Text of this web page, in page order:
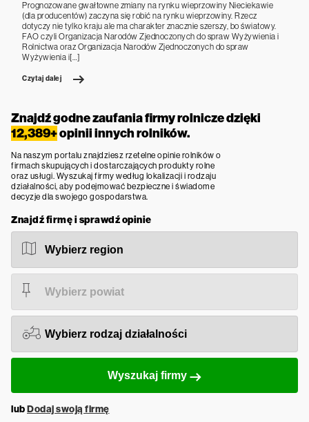
Prognozowane gwałtowne zmiany na rynku wieprzowiny Nieciekawie
(dla producentów) zaczyna się robić na rynku wieprzowiny. Rzecz
dotyczy nie tylko kraju ale ma charakter znacznie szerszy, bo światowy.
FAO czyli Organizacja Narodów Zjednoczonych do spraw Wyżywienia i
Rolnictwa oraz Organizacja Narodów Zjednoczonych do spraw
Wyżywienia i[…]
Czytaj dalej
Znajdź godne zaufania firmy rolnicze dzięki
12,389+opinii innych rolników.
Na naszym portalu znajdziesz rzetelne opinie rolników o
firmach skupujących i dostarczających produkty rolne
oraz usługi. Wyszukaj firmy według lokalizacji i rodzaju
działalności, aby podejmować bezpieczne i świadome
decyzje dla swojego gospodarstwa.
Znajdź firmę i sprawdź opinie
Wyszukaj firmy
lubDodaj swoją firmę